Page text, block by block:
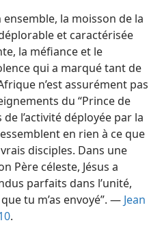
la moisson de la
et caractérisée
la méfiance et le
qui a marqué tant de
n’est assurément pas
du “Prince de
de l’activité déployée par la
en rien à ce que
disciples. Dans une
Père céleste, Jésus a
parfaits dans l’unité,
tu m’as envoyé”. — Jean
.